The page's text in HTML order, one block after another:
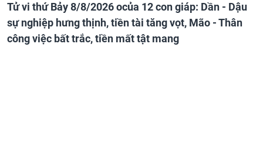
Tử vi thứ Bảy 8/8/2026 ocủa 12 con giáp: Dần - Dậu
sự nghiệp hưng thịnh, tiền tài tăng vọt, Mão - Thân
công việc bất trắc, tiền mất tật mang